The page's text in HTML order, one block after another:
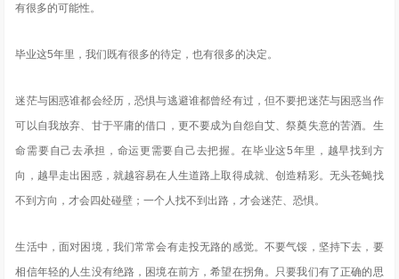
有很多的可能性。
毕业这5年里，我们既有很多的待定，也有很多的决定。
迷茫与困惑谁都会经历，恐惧与逃避谁都曾经有过，但不要把迷茫与困惑当作
可以自我放弃、甘于平庸的借口，更不要成为自怨自艾、祭奠失意的苦酒。生
命需要自己去承担，命运更需要自己去把握。在毕业这5年里，越早找到方
向，越早走出困惑，就越容易在人生道路上取得成就、创造精彩。无头苍蝇找
不到方向，才会四处碰壁；一个人找不到出路，才会迷茫、恐惧。
生活中，面对困境，我们常常会有走投无路的感觉。不要气馁，坚持下去，要
相信年轻的人生没有绝路，困境在前方，希望在拐角。只要我们有了正确的思